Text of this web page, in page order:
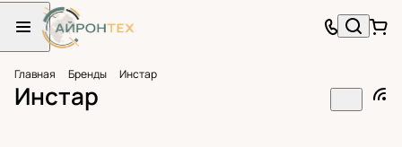
Главная Бренды Инстар
Инстар